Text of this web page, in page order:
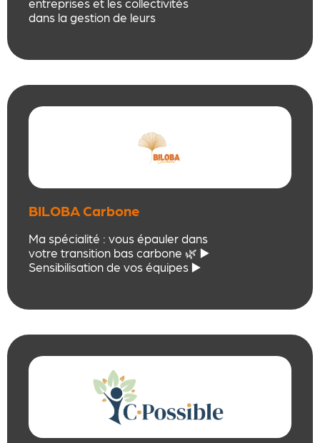
entreprises et les collectivités
dans la gestion de leurs
des prestations de conseil et de
des risques professionnels et à la
formation des instances
représentatives du personnel.
BILOBA Carbone
Ma spécialité : vous épauler dans
votre transition bas carbone 🌿 ▶️
Sensibilisation de vos équipes ▶️
(Bilan Carbone®) ▶️ Construction